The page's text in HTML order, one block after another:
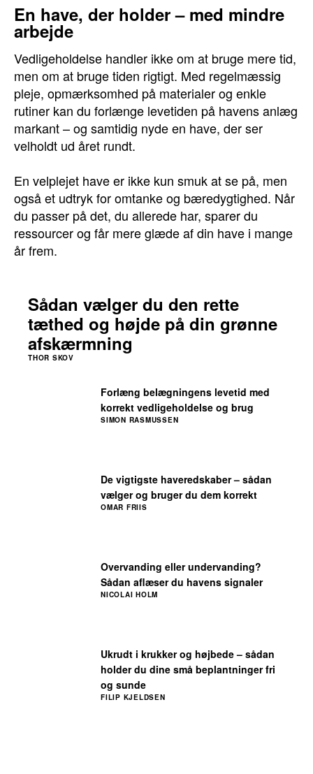
En have, der holder – med mindre
arbejde
Vedligeholdelse handler ikke om at bruge mere tid,
men om at bruge tiden rigtigt. Med regelmæssig
pleje, opmærksomhed på materialer og enkle
rutiner kan du forlænge levetiden på havens anlæg
markant – og samtidig nyde en have, der ser
velholdt ud året rundt.
En velplejet have er ikke kun smuk at se på, men
også et udtryk for omtanke og bæredygtighed. Når
du passer på det, du allerede har, sparer du
ressourcer og får mere glæde af din have i mange
år frem.
Ukrudt i krukker og højbede – sådan
holder du dine små beplantninger fri
og sunde
FILIP KJELDSEN
Overvanding eller undervanding?
Sådan aflæser du havens signaler
NICOLAI HOLM
De vigtigste haveredskaber – sådan
vælger og bruger du dem korrekt
OMAR FRIIS
Forlæng belægningens levetid med
korrekt vedligeholdelse og brug
SIMON RASMUSSEN
Sådan vælger du den rette
tæthed og højde på din grønne
afskærmning
THOR SKOV